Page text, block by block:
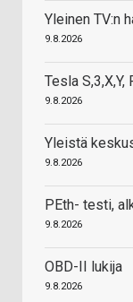
Yleinen TV:n
9.8.2026
Tesla
9.8.2026
Yleistä
9.8.2026
PEth- testi,
9.8.2026
OBD-II lukija
9.8.2026